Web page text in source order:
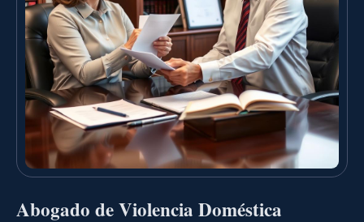
Abogado de Violencia Doméstica